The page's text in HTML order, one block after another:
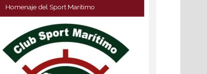
Homenaje del Sport Marítimo